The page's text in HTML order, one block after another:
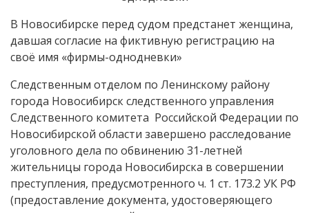
В Новосибирске перед судом предстанет женщина,
давшая согласие на фиктивную регистрацию на
своё имя «фирмы-однодневки»
Следственным отделом по Ленинскому району
города Новосибирск следственного управления
Следственного комитета Российской Федерации по
Новосибирской области завершено расследование
уголовного дела по обвинению 31-летней
жительницы города Новосибирска в совершении
преступления, предусмотренного ч. 1 ст. 173.2 УК РФ
(предоставление документа, удостоверяющего